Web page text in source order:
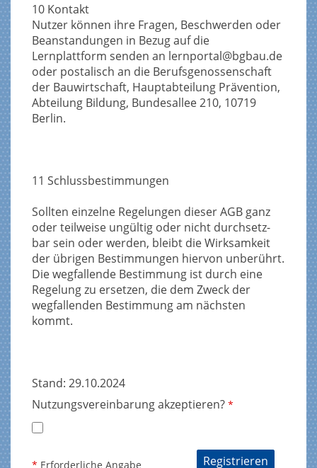
10 Kontakt
Nutzer können ihre Fragen, Beschwerden oder
Beanstandungen in Bezug auf die
Lernplattform senden an lernportal@bgbau.de
oder postalisch an die Berufsgenossenschaft
der Bauwirtschaft, Hauptabteilung Prävention,
Abteilung Bildung, Bundesallee 210, 10719
Berlin.
11 Schlussbestimmungen
Sollten einzelne Regelungen dieser AGB ganz
oder teilweise ungültig oder nicht durchsetz-
bar sein oder werden, bleibt die Wirksamkeit
der übrigen Bestimmungen hiervon unberührt.
Die wegfallende Bestimmung ist durch eine
Regelung zu ersetzen, die dem Zweck der
wegfallenden Bestimmung am nächsten
kommt.
Stand: 29.10.2024
Nutzungsvereinbarung akzeptieren? *
* Erforderliche Angabe